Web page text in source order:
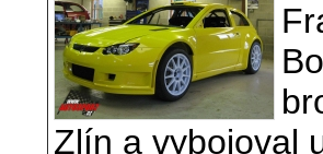
Zlín a vybojoval